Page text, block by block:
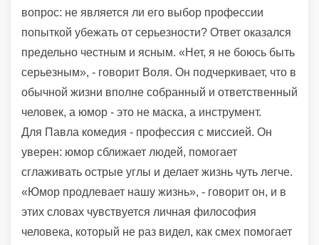
вопрос: не является ли его выбор профессии
попыткой убежать от серьезности? Ответ оказался
предельно честным и ясным. «Нет, я не боюсь быть
серьезным», - говорит Воля. Он подчеркивает, что в
обычной жизни вполне собранный и ответственный
человек, а юмор - это не маска, а инструмент.
Для Павла комедия - профессия с миссией. Он
уверен: юмор сближает людей, помогает
сглаживать острые углы и делает жизнь чуть легче.
«Юмор продлевает нашу жизнь», - говорит он, и в
этих словах чувствуется личная философия
человека, который не раз видел, как смех помогает